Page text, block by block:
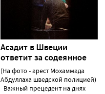
Асадит в Швеции
ответит за содеянное
(На фото - арест Мохаммада
Абдуллаха шведской полицией)
Важный прецедент на днях